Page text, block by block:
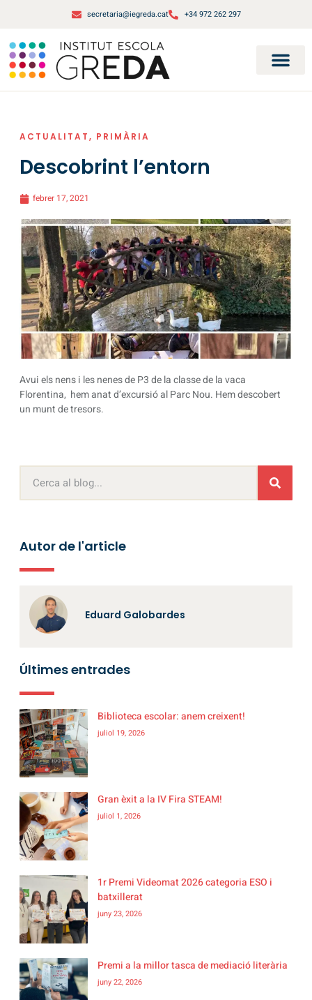
secretaria@iegreda.cat +34 972 262 297
ACTUALITAT, PRIMÀRIA
Descobrint l’entorn
febrer 17, 2021
Avui els nens i les nenes de P3 de la classe de la vaca
Florentina, hem anat d’excursió al Parc Nou. Hem descobert
un munt de tresors.
Autor de l'article
Eduard Galobardes
Últimes entrades
Biblioteca escolar: anem creixent!
juliol 19, 2026
Gran èxit a la IV Fira STEAM!
juliol 1, 2026
1r Premi Videomat 2026 categoria ESO i
batxillerat
juny 23, 2026
Premi a la millor tasca de mediació literària
juny 22, 2026